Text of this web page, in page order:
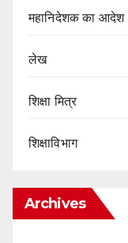
महानिदेशक का आदेश
लेख
शिक्षा मित्र
शिक्षाविभाग
Archives